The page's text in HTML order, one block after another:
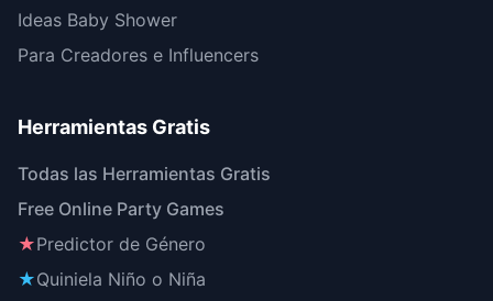
Ideas Baby Shower
Para Creadores e Influencers
Herramientas Gratis
Todas las Herramientas Gratis
Free Online Party Games
★Predictor de Género
★Quiniela Niño o Niña